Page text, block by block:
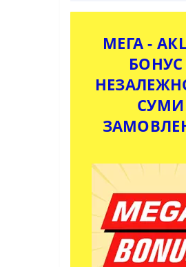
МЕГА -
БОНУС
СУМИ